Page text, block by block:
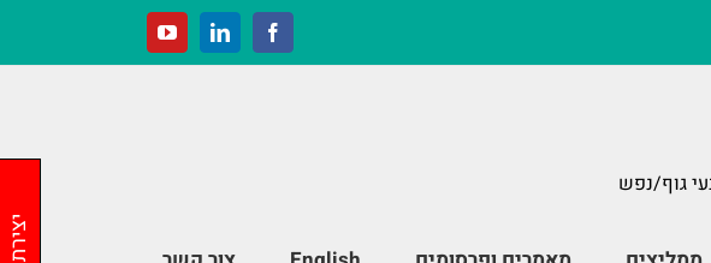
Facebook
LinkedIn
YouTube
גוף/נפש